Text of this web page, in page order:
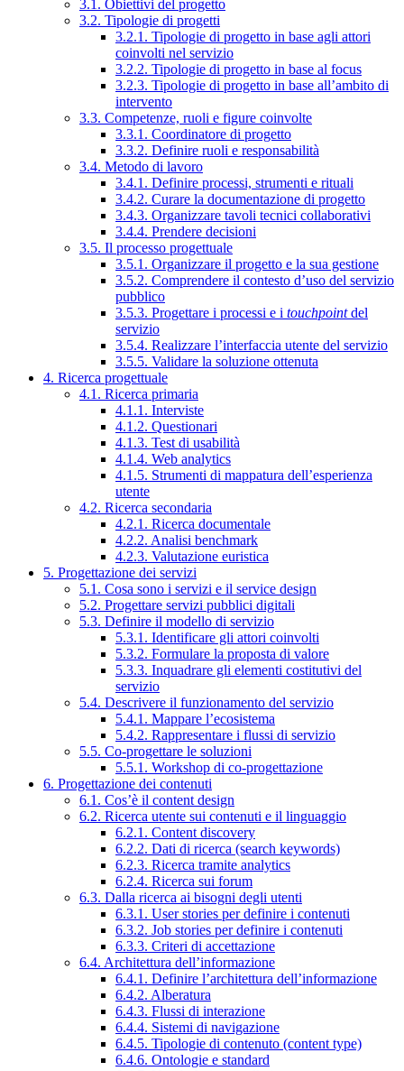
3.1. Obiettivi del progetto
3.2. Tipologie di progetti
3.2.1. Tipologie di progetto in base agli attori
coinvolti nel servizio
3.2.2. Tipologie di progetto in base al focus
3.2.3. Tipologie di progetto in base all’ambito di
intervento
3.3. Competenze, ruoli e figure coinvolte
3.3.1. Coordinatore di progetto
3.3.2. Definire ruoli e responsabilità
3.4. Metodo di lavoro
3.4.1. Definire processi, strumenti e rituali
3.4.2. Curare la documentazione di progetto
3.4.3. Organizzare tavoli tecnici collaborativi
3.4.4. Prendere decisioni
3.5. Il processo progettuale
3.5.1. Organizzare il progetto e la sua gestione
3.5.2. Comprendere il contesto d’uso del servizio
pubblico
3.5.3. Progettare i processi e i touchpointdel
servizio
3.5.4. Realizzare l’interfaccia utente del servizio
3.5.5. Validare la soluzione ottenuta
4. Ricerca progettuale
4.1. Ricerca primaria
4.1.1. Interviste
4.1.2. Questionari
4.1.3. Test di usabilità
4.1.4. Web analytics
4.1.5. Strumenti di mappatura dell’esperienza
utente
4.2. Ricerca secondaria
4.2.1. Ricerca documentale
4.2.2. Analisi benchmark
4.2.3. Valutazione euristica
5. Progettazione dei servizi
5.1. Cosa sono i servizi e il service design
5.2. Progettare servizi pubblici digitali
5.3. Definire il modello di servizio
5.3.1. Identificare gli attori coinvolti
5.3.2. Formulare la proposta di valore
5.3.3. Inquadrare gli elementi costitutivi del
servizio
5.4. Descrivere il funzionamento del servizio
5.4.1. Mappare l’ecosistema
5.4.2. Rappresentare i flussi di servizio
5.5. Co-progettare le soluzioni
5.5.1. Workshop di co-progettazione
6. Progettazione dei contenuti
6.1. Cos’è il content design
6.2. Ricerca utente sui contenuti e il linguaggio
6.2.1. Content discovery
6.2.2. Dati di ricerca (search keywords)
6.2.3. Ricerca tramite analytics
6.2.4. Ricerca sui forum
6.3. Dalla ricerca ai bisogni degli utenti
6.3.1. User stories per definire i contenuti
6.3.2. Job stories per definire i contenuti
6.3.3. Criteri di accettazione
6.4. Architettura dell’informazione
6.4.1. Definire l’architettura dell’informazione
6.4.2. Alberatura
6.4.3. Flussi di interazione
6.4.4. Sistemi di navigazione
6.4.5. Tipologie di contenuto (content type)
6.4.6. Ontologie e standard